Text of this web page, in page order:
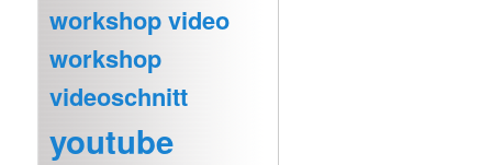
workshop video
workshop
videoschnitt
youtube